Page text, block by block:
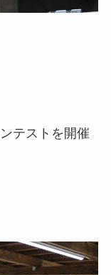
テストを開催